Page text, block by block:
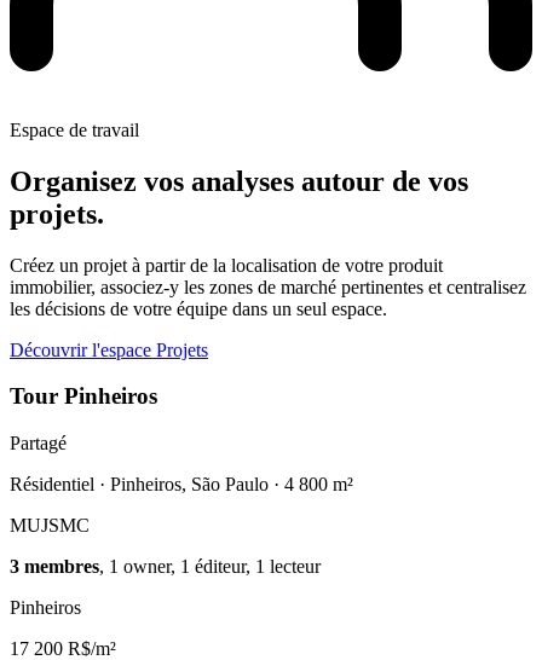
Espace de travail
Organisez vos analyses autour de vos
projets.
Créez un projet à partir de la localisation de votre produit
immobilier, associez-y les zones de marché pertinentes et centralisez
les décisions de votre équipe dans un seul espace.
Découvrir l'espace Projets
Tour Pinheiros
Partagé
Résidentiel · Pinheiros, São Paulo · 4 800 m²
MUJSMC
3 membres, 1 owner, 1 éditeur, 1 lecteur
Pinheiros
17 200 R$/m²